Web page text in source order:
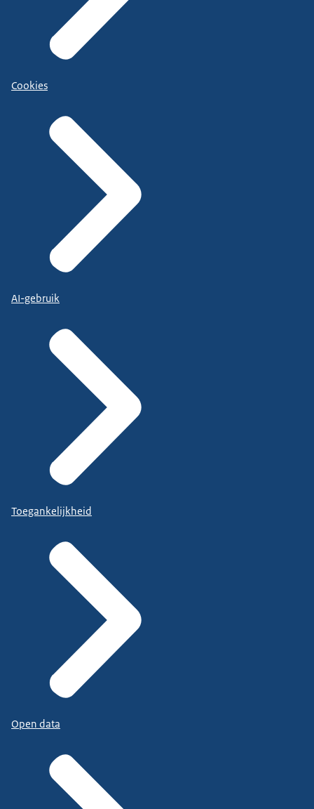
Cookies
AI-gebruik
Toegankelijkheid
Open data